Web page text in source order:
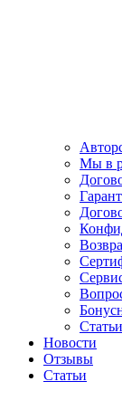
Мы в
Статьи
Новости
Отзывы
Статьи